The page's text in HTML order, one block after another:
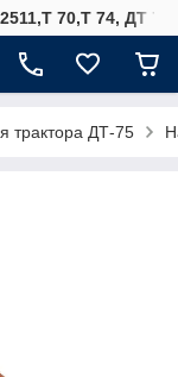
70,Т 74, ДТ
трактора ДТ-75